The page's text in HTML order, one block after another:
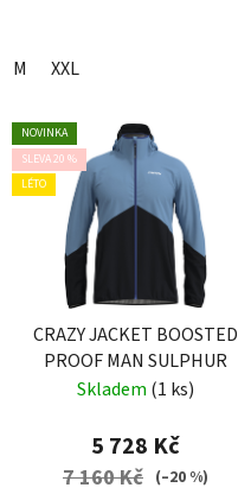
M XXL
NOVINKA
SLEVA 20 %
LÉTO
CRAZY JACKET BOOSTED
PROOF MAN SULPHUR
Skladem (1 ks)
5 728 Kč
7 160 Kč (–20 %)